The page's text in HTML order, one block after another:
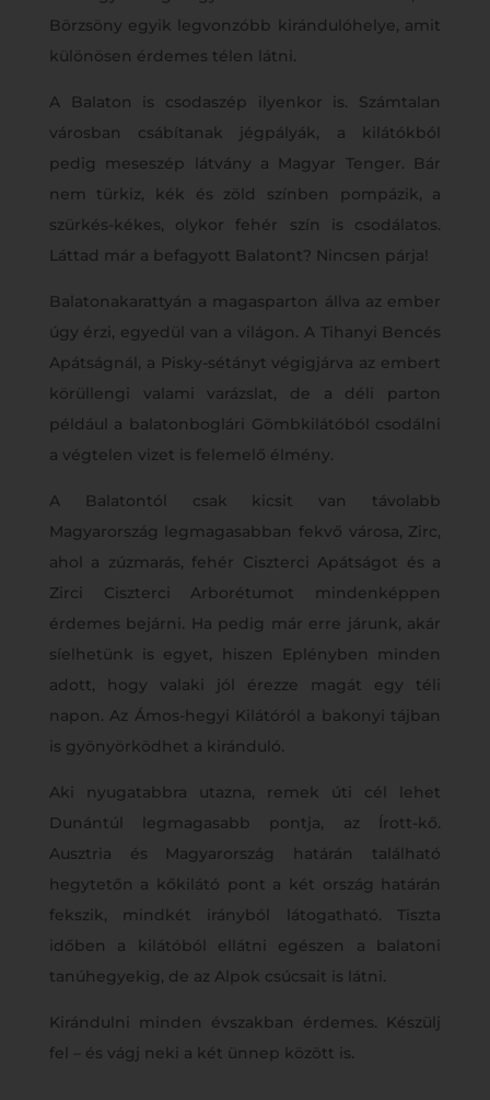
Börzsöny egyik legvonzóbb kirándulóhelye, amit
különösen érdemes télen látni.
A Balaton is csodaszép ilyenkor is. Számtalan
városban csábítanak jégpályák, a kilátókból
pedig meseszép látvány a Magyar Tenger. Bár
nem türkiz, kék és zöld színben pompázik, a
szürkés-kékes, olykor fehér szín is csodálatos.
Láttad már a befagyott Balatont? Nincsen párja!
Balatonakarattyán a magasparton állva az ember
úgy érzi, egyedül van a világon. A Tihanyi Bencés
Apátságnál, a Pisky-sétányt végigjárva az embert
körüllengi valami varázslat, de a déli parton
például a balatonboglári Gömbkilátóból csodálni
a végtelen vizet is felemelő élmény.
A Balatontól csak kicsit van távolabb
Magyarország legmagasabban fekvő városa, Zirc,
ahol a zúzmarás, fehér Ciszterci Apátságot és a
Zirci Ciszterci Arborétumot mindenképpen
érdemes bejárni. Ha pedig már erre járunk, akár
síelhetünk is egyet, hiszen Eplényben minden
adott, hogy valaki jól érezze magát egy téli
napon. Az Ámos-hegyi Kilátóról a bakonyi tájban
is gyönyörködhet a kiránduló.
Aki nyugatabbra utazna, remek úti cél lehet
Dunántúl legmagasabb pontja, az Írott-kő.
Ausztria és Magyarország határán található
hegytetőn a kőkilátó pont a két ország határán
fekszik, mindkét irányból látogatható. Tiszta
időben a kilátóból ellátni egészen a balatoni
tanúhegyekig, de az Alpok csúcsait is látni.
Kirándulni minden évszakban érdemes. Készülj
fel – és vágj neki a két ünnep között is.